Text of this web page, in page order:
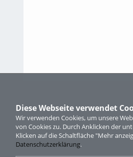
Diese Webseite verwendet
Wir verwenden Cookies, um unsere
von Cookies zu. Durch Anklicken der
Klicken auf die Schaltfläche "Mehr
Datenschutzerklärung.